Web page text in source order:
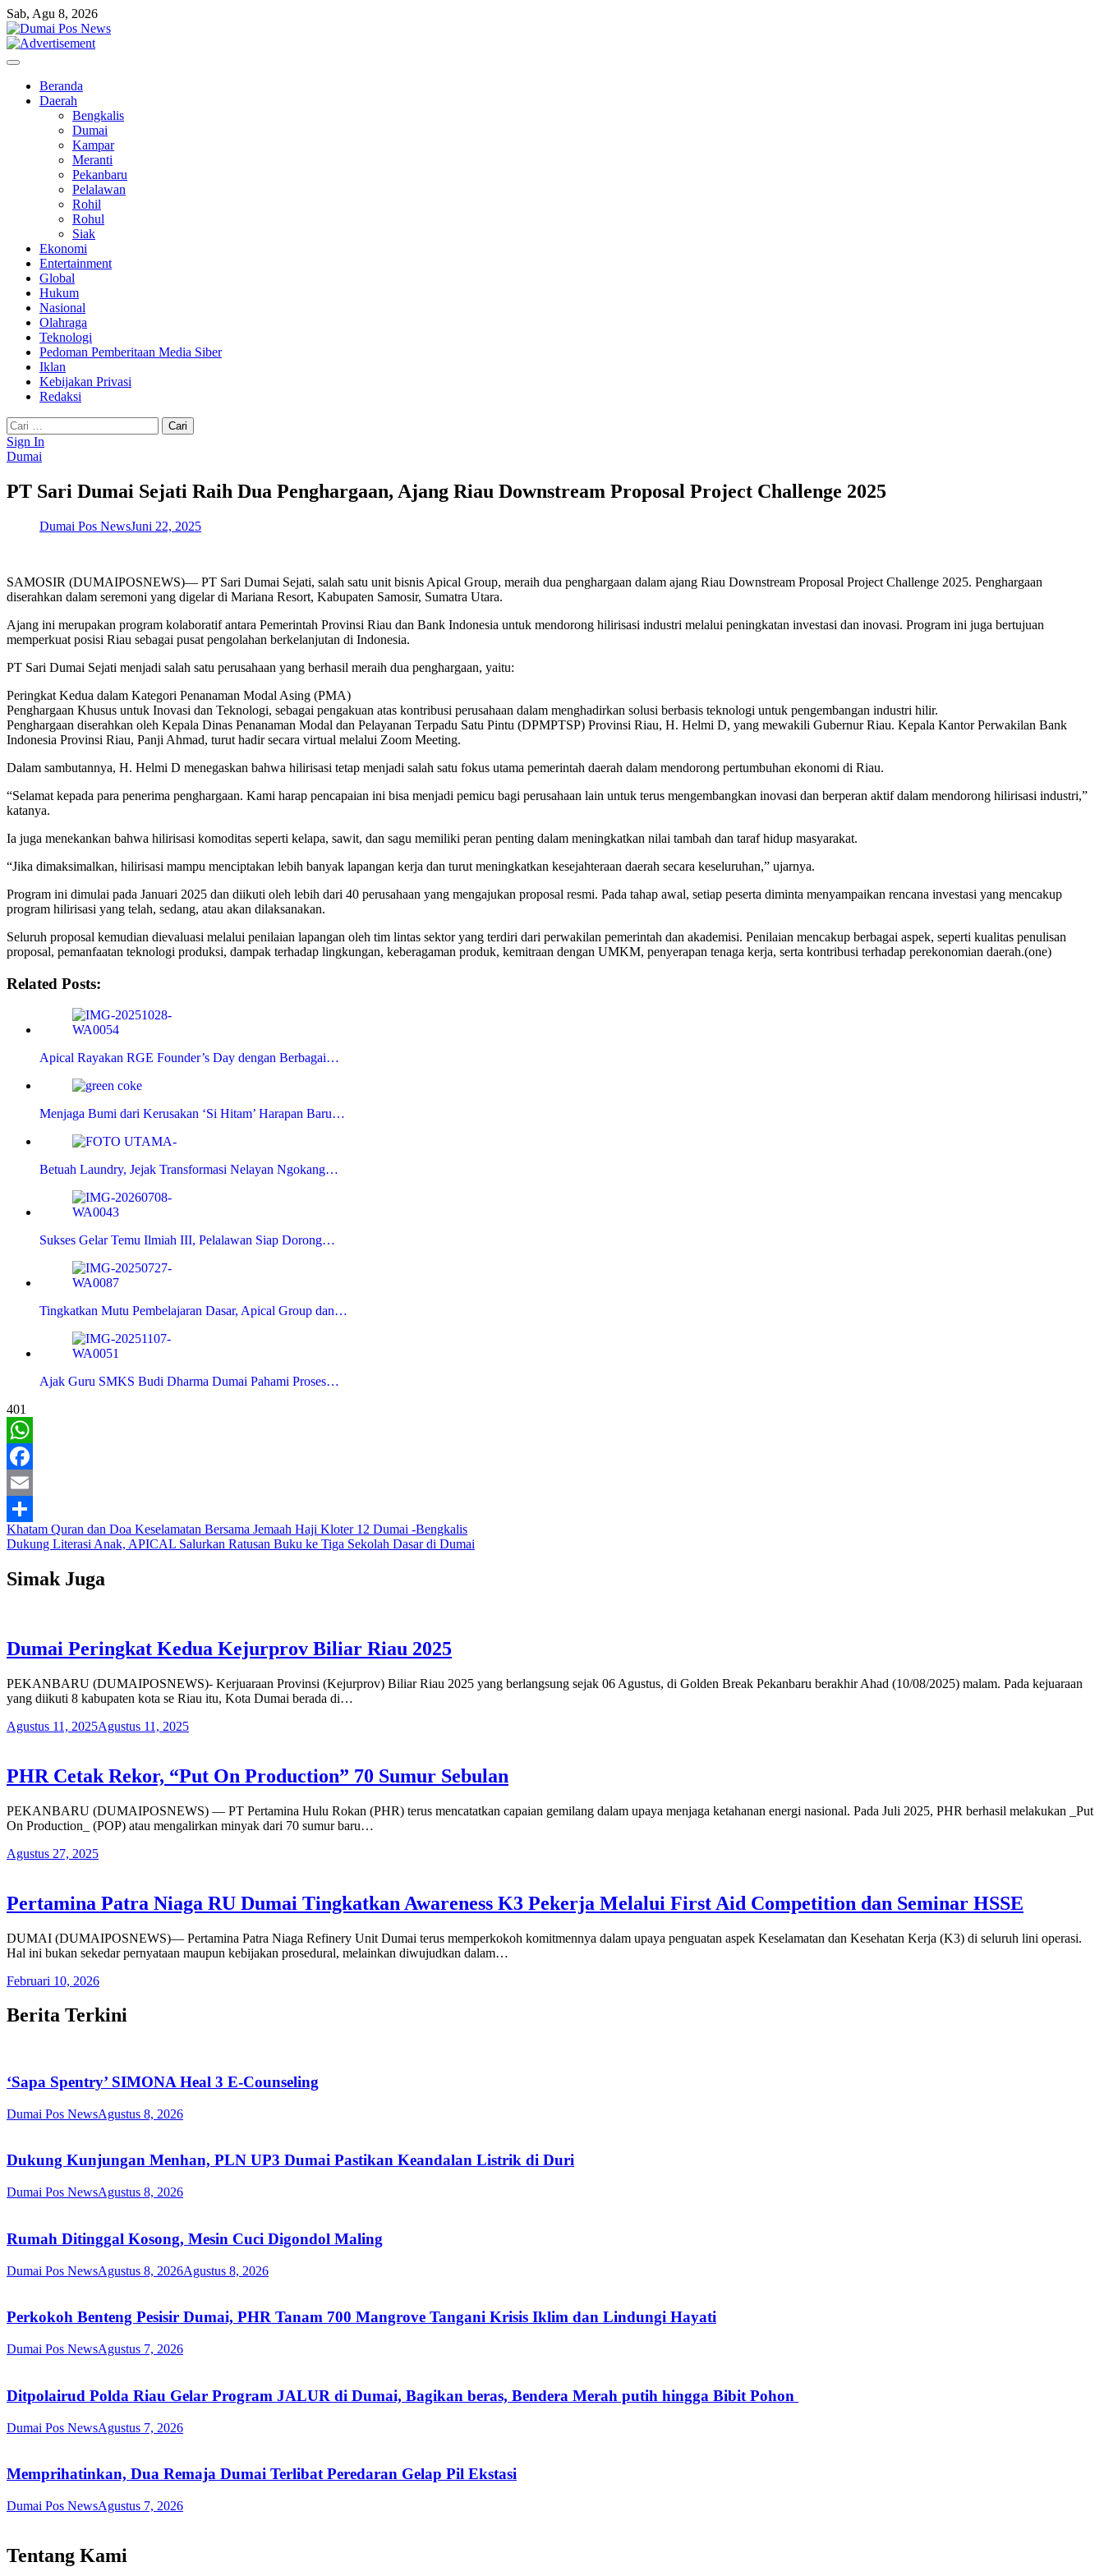
Skip
to
content
Sab, Agu 8, 2026
Beranda
Daerah
Bengkalis
Dumai
Kampar
Meranti
Pekanbaru
Pelalawan
Rohil
Rohul
Siak
Ekonomi
Entertainment
Global
Hukum
Nasional
Olahraga
Teknologi
Pedoman Pemberitaan Media Siber
Iklan
Kebijakan Privasi
Redaksi
Cari
untuk:
Sign In
Dumai
PT Sari Dumai Sejati Raih Dua Penghargaan, Ajang Riau Downstream Proposal Project Challenge 2025
Dumai Pos NewsJuni 22, 2025
SAMOSIR (DUMAIPOSNEWS)— PT Sari Dumai Sejati, salah satu unit bisnis Apical Group, meraih dua penghargaan dalam ajang Riau Downstream Proposal Project Challenge 2025. Penghargaan
diserahkan dalam seremoni yang digelar di Mariana Resort, Kabupaten Samosir, Sumatra Utara.
Ajang ini merupakan program kolaboratif antara Pemerintah Provinsi Riau dan Bank Indonesia untuk mendorong hilirisasi industri melalui peningkatan investasi dan inovasi. Program ini juga bertujuan
memperkuat posisi Riau sebagai pusat pengolahan berkelanjutan di Indonesia.
PT Sari Dumai Sejati menjadi salah satu perusahaan yang berhasil meraih dua penghargaan, yaitu:
Peringkat Kedua dalam Kategori Penanaman Modal Asing (PMA)
Penghargaan Khusus untuk Inovasi dan Teknologi, sebagai pengakuan atas kontribusi perusahaan dalam menghadirkan solusi berbasis teknologi untuk pengembangan industri hilir.
Penghargaan diserahkan oleh Kepala Dinas Penanaman Modal dan Pelayanan Terpadu Satu Pintu (DPMPTSP) Provinsi Riau, H. Helmi D, yang mewakili Gubernur Riau. Kepala Kantor Perwakilan Bank
Indonesia Provinsi Riau, Panji Ahmad, turut hadir secara virtual melalui Zoom Meeting.
Dalam sambutannya, H. Helmi D menegaskan bahwa hilirisasi tetap menjadi salah satu fokus utama pemerintah daerah dalam mendorong pertumbuhan ekonomi di Riau.
“Selamat kepada para penerima penghargaan. Kami harap pencapaian ini bisa menjadi pemicu bagi perusahaan lain untuk terus mengembangkan inovasi dan berperan aktif dalam mendorong hilirisasi industri,”
katanya.
Ia juga menekankan bahwa hilirisasi komoditas seperti kelapa, sawit, dan sagu memiliki peran penting dalam meningkatkan nilai tambah dan taraf hidup masyarakat.
“Jika dimaksimalkan, hilirisasi mampu menciptakan lebih banyak lapangan kerja dan turut meningkatkan kesejahteraan daerah secara keseluruhan,” ujarnya.
Program ini dimulai pada Januari 2025 dan diikuti oleh lebih dari 40 perusahaan yang mengajukan proposal resmi. Pada tahap awal, setiap peserta diminta menyampaikan rencana investasi yang mencakup
program hilirisasi yang telah, sedang, atau akan dilaksanakan.
Seluruh proposal kemudian dievaluasi melalui penilaian lapangan oleh tim lintas sektor yang terdiri dari perwakilan pemerintah dan akademisi. Penilaian mencakup berbagai aspek, seperti kualitas penulisan
proposal, pemanfaatan teknologi produksi, dampak terhadap lingkungan, keberagaman produk, kemitraan dengan UMKM, penyerapan tenaga kerja, serta kontribusi terhadap perekonomian daerah.(one)
Related Posts:
Apical Rayakan RGE Founder’s Day dengan Berbagai…
Menjaga Bumi dari Kerusakan ‘Si Hitam’ Harapan Baru…
Betuah Laundry, Jejak Transformasi Nelayan Ngokang…
Sukses Gelar Temu Ilmiah III, Pelalawan Siap Dorong…
Tingkatkan Mutu Pembelajaran Dasar, Apical Group dan…
Ajak Guru SMKS Budi Dharma Dumai Pahami Proses…
401
WhatsApp
Facebook
Email
Share
Navigasi
pos
Khatam Quran dan Doa Keselamatan Bersama Jemaah Haji Kloter 12 Dumai -Bengkalis
Dukung Literasi Anak, APICAL Salurkan Ratusan Buku ke Tiga Sekolah Dasar di Dumai
Simak Juga
Dumai Peringkat Kedua Kejurprov Biliar Riau 2025
PEKANBARU (DUMAIPOSNEWS)- Kerjuaraan Provinsi (Kejurprov) Biliar Riau 2025 yang berlangsung sejak 06 Agustus, di Golden Break Pekanbaru berakhir Ahad (10/08/2025) malam. Pada kejuaraan
yang diikuti 8 kabupaten kota se Riau itu, Kota Dumai berada di…
Agustus 11, 2025Agustus 11, 2025
PHR Cetak Rekor, “Put On Production” 70 Sumur Sebulan
PEKANBARU (DUMAIPOSNEWS) — PT Pertamina Hulu Rokan (PHR) terus mencatatkan capaian gemilang dalam upaya menjaga ketahanan energi nasional. Pada Juli 2025, PHR berhasil melakukan _Put
On Production_ (POP) atau mengalirkan minyak dari 70 sumur baru…
Agustus 27, 2025
Pertamina Patra Niaga RU Dumai Tingkatkan Awareness K3 Pekerja Melalui First Aid Competition dan Seminar HSSE
DUMAI (DUMAIPOSNEWS)— Pertamina Patra Niaga Refinery Unit Dumai terus memperkokoh komitmennya dalam upaya penguatan aspek Keselamatan dan Kesehatan Kerja (K3) di seluruh lini operasi.
Hal ini bukan sekedar pernyataan maupun kebijakan prosedural, melainkan diwujudkan dalam…
Februari 10, 2026
Berita Terkini
‘Sapa Spentry’ SIMONA Heal 3 E-Counseling
Dumai Pos NewsAgustus 8, 2026
Dukung Kunjungan Menhan, PLN UP3 Dumai Pastikan Keandalan Listrik di Duri
Dumai Pos NewsAgustus 8, 2026
Rumah Ditinggal Kosong, Mesin Cuci Digondol Maling
Dumai Pos NewsAgustus 8, 2026Agustus 8, 2026
Perkokoh Benteng Pesisir Dumai, PHR Tanam 700 Mangrove Tangani Krisis Iklim dan Lindungi Hayati
Dumai Pos NewsAgustus 7, 2026
Ditpolairud Polda Riau Gelar Program JALUR di Dumai, Bagikan beras, Bendera Merah putih hingga Bibit Pohon
Dumai Pos NewsAgustus 7, 2026
Memprihatinkan, Dua Remaja Dumai Terlibat Peredaran Gelap Pil Ekstasi
Dumai Pos NewsAgustus 7, 2026
Tentang Kami